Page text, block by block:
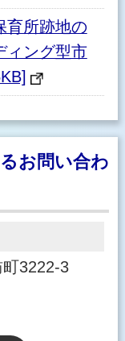
育所跡地の
ィング型市
お問い合わ
3222-3